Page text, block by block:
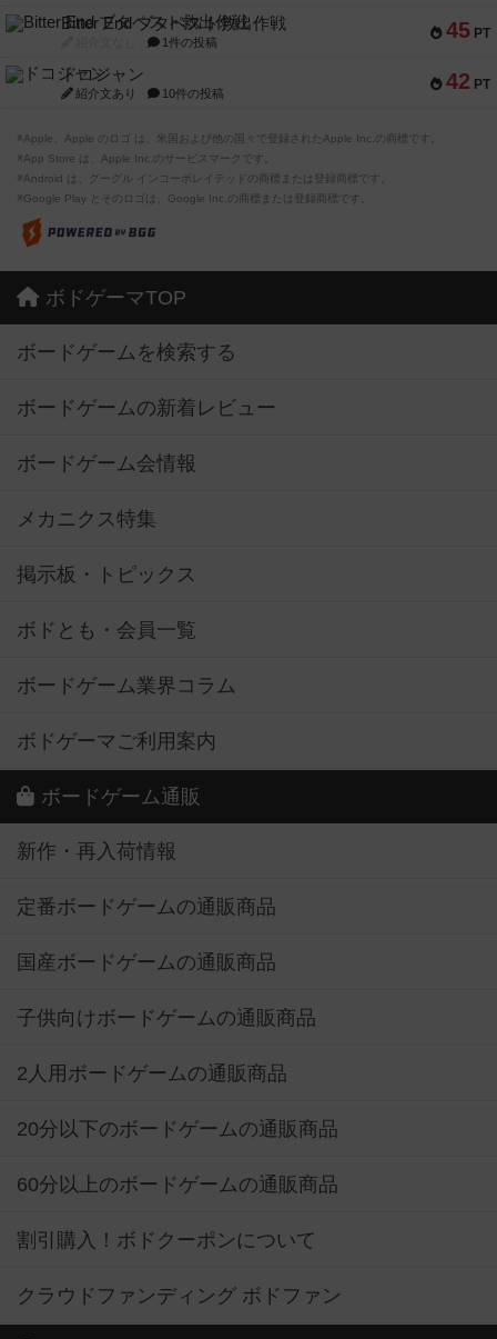
45 PT
Bitter End ブタペスト救出作戦
1件の投稿
42 PT
ドコジャン
紹介文あり 10件の投稿
※Apple、Apple のロゴ は、米国および他の国々で登録されたApple Inc.の商標です。
※App Store は、Apple Inc.のサービスマークです。
※Android は、グーグル インコーポレイテッドの商標または登録商標です。
※Google Play とそのロゴは、Google Inc.の商標または登録商標です。
ボドゲーマTOP
ボードゲームを検索する
ボードゲームの新着レビュー
ボードゲーム会情報
メカニクス特集
掲示板・トピックス
ボドとも・会員一覧
ボードゲーム業界コラム
ボドゲーマご利用案内
ボードゲーム通販
新作・再入荷情報
定番ボードゲームの通販商品
国産ボードゲームの通販商品
子供向けボードゲームの通販商品
2人用ボードゲームの通販商品
20分以下のボードゲームの通販商品
60分以上のボードゲームの通販商品
割引購入！ボドクーポンについて
クラウドファンディング ボドファン